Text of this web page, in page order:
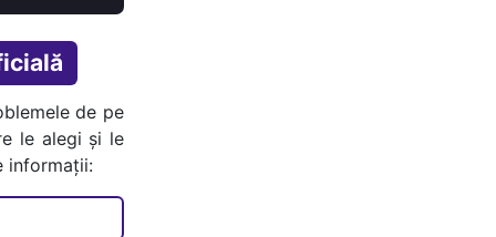
de pe
le alegi și le
informații: